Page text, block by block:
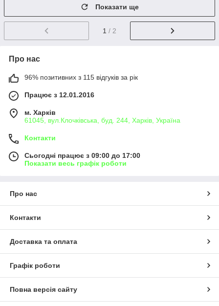
Показати ще
1 / 2
Про нас
96% позитивних з 115 відгуків за рік
Працює з 12.01.2016
м. Харків
61045, вул.Клочківська, буд. 244, Харків, Україна
Контакти
Сьогодні працює з 09:00 до 17:00
Показати весь графік роботи
Про нас
Контакти
Доставка та оплата
Графік роботи
Повна версія сайту